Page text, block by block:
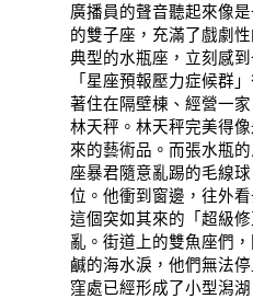
廣播員的聲音聽起來像
的雙子座，充滿了戲劇
典型的水瓶座，立刻感
「星座預報壓力症候群
著住在隔壁棟、經營一
林天秤。林天秤完美得
來的藝術品。而張水瓶
座暴君隨意亂踢的毛線
位。他衝到窗邊，往外
這個突如其來的「超級
亂。街道上的雙魚座們
鹹的海水淚，他們無法
窪處已經形成了小型潟